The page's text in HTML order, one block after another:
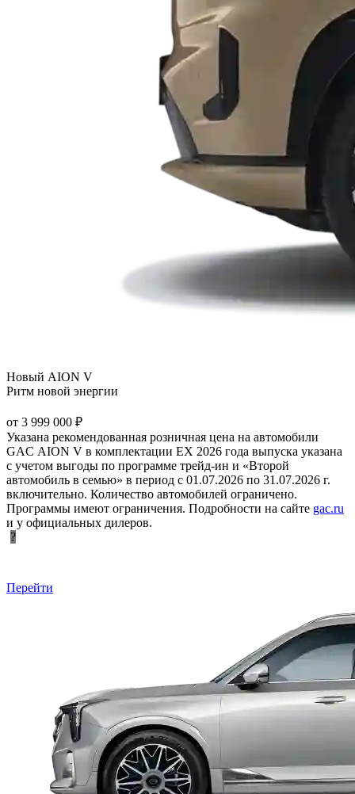
Новый AION V
Ритм новой энергии
от 3 999 000 ₽
Указана рекомендованная розничная цена на автомобили
GAC AION V в комплектации EX 2026 года выпуска указана
с учетом выгоды по программе трейд-ин и «Второй
автомобиль в семью» в период с 01.07.2026 по 31.07.2026 г.
включительно. Количество автомобилей ограничено.
Программы имеют ограничения. Подробности на сайте gac.ru
и у официальных дилеров.
?
Перейти